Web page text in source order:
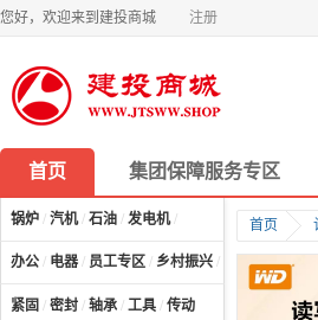
您好，欢迎来到建投商城 注册
首页 集团保障服务专区
锅炉 / 汽机/ 石油 / 发电机/
办公 / 电器 / 员工专区 / 乡村振兴 / 计算机及配件
紧固 / 密封 / 轴承 / 工具 / 传动
首页